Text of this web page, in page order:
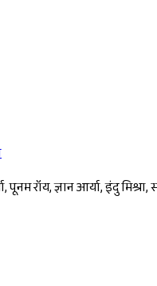
रॉय, ज्ञान आर्या, इंदु